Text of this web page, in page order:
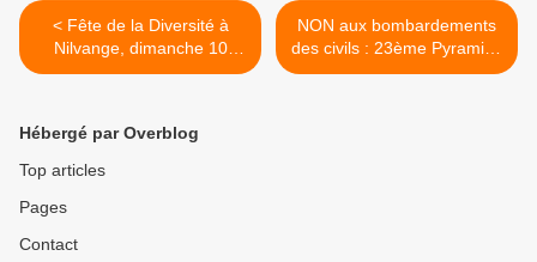
< Fête de la Diversité à
Nilvange, dimanche 10
septembre
NON aux bombardements
des civils : 23ème Pyramide
de chaussures samedi 23
Hébergé par Overblog
Top articles
Pages
Contact